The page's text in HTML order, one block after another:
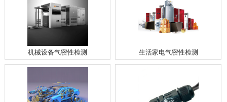
机械设备气密性检测 生活家电气密性检测